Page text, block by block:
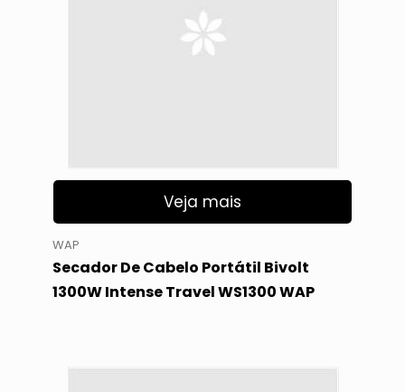
Veja mais
WAP
Secador De Cabelo Portátil Bivolt
1300W Intense Travel WS1300 WAP